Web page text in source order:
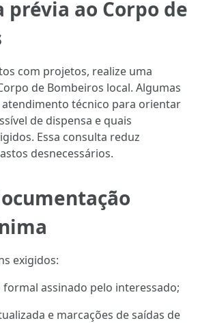
prévia ao Corpo de
com projetos, realize uma
de Bombeiros local. Algumas
técnico para orientar
de dispensa e quais
Essa consulta reduz
desnecessários.
exigidos:
assinado pelo interessado;
e marcações de saídas de